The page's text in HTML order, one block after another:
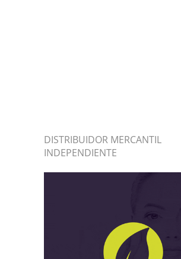
DISTRIBUIDOR MERCANTIL
INDEPENDIENTE